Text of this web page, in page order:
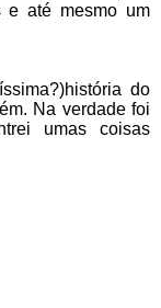
e até mesmo um
história do
Na verdade foi
umas coisas